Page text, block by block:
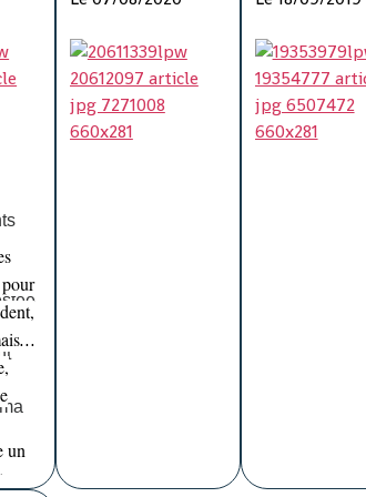
un
d'Alpha Condé
un seul objectif affiché :
pour Alpha
Condé ?